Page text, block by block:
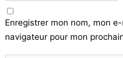
Enregistrer mon nom, mon
navigateur pour mon